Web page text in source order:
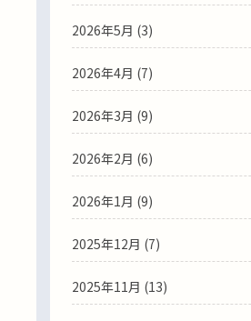
2026年5月 (3)
2026年4月 (7)
2026年3月 (9)
2026年2月 (6)
2026年1月 (9)
2025年12月 (7)
2025年11月 (13)